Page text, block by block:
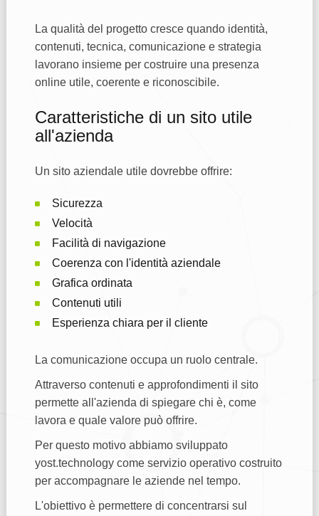
La qualità del progetto cresce quando identità,
contenuti, tecnica, comunicazione e strategia
lavorano insieme per costruire una presenza
online utile, coerente e riconoscibile.
Caratteristiche di un sito utile
all'azienda
Un sito aziendale utile dovrebbe offrire:
Sicurezza
Velocità
Facilità di navigazione
Coerenza con l'identità aziendale
Grafica ordinata
Contenuti utili
Esperienza chiara per il cliente
La comunicazione occupa un ruolo centrale.
Attraverso contenuti e approfondimenti il sito
permette all'azienda di spiegare chi è, come
lavora e quale valore può offrire.
Per questo motivo abbiamo sviluppato
yost.technology come servizio operativo costruito
per accompagnare le aziende nel tempo.
L'obiettivo è permettere di concentrarsi sul